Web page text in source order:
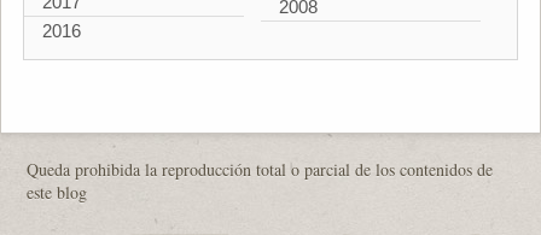
2016
2008
Queda prohibida la reproducción total o parcial de los contenidos de
este blog